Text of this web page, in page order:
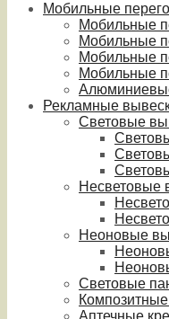
Мобильные
Мобильные
Мобильные
Мобильные
Мобильные
Рекламные
Световые
Несветовые
Неоновые
Световые
Аптечные